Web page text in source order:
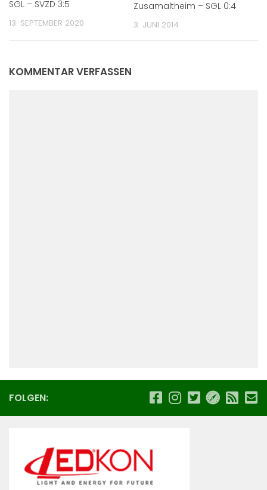
SGL – SVZD 3:5
13. SEPTEMBER 2020
Zusamaltheim – SGL 0:4
3. JUNI 2014
KOMMENTAR VERFASSEN
FOLGEN: